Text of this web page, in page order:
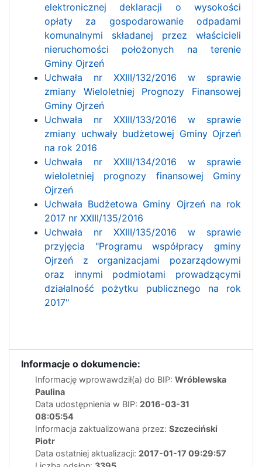
elektronicznej deklaracji o wysokości
opłaty za gospodarowanie odpadami
komunalnymi składanej przez właścicieli
nieruchomości położonych na terenie
Gminy Ojrzeń
Uchwała nr XXIII/132/2016 w sprawie
zmiany Wieloletniej Prognozy Finansowej
Gminy Ojrzeń
Uchwała nr XXIII/133/2016 w sprawie
zmiany uchwały budżetowej Gminy Ojrzeń
na rok 2016
Uchwała nr XXIII/134/2016 w sprawie
wieloletniej prognozy finansowej Gminy
Ojrzeń
Uchwała Budżetowa Gminy Ojrzeń na rok
2017 nr XXIII/135/2016
Uchwała nr XXIII/135/2016 w sprawie
przyjęcia "Programu współpracy gminy
Ojrzeń z organizacjami pozarządowymi
oraz innymi podmiotami prowadzącymi
działalność pożytku publicznego na rok
2017"
Informacje o dokumencie:
Informację wprowawdził(a) do BIP: Wróblewska
Paulina
Data udostępnienia w BIP: 2016-03-31
08:05:54
Informacja zaktualizowana przez: Szczeciński
Piotr
Data ostatniej aktualizacji: 2017-01-17 09:29:57